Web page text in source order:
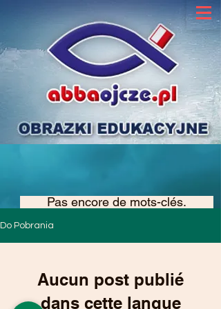
Pas encore de mots-clés.
Do Pobrania
Aucun post publié
dans cette langue